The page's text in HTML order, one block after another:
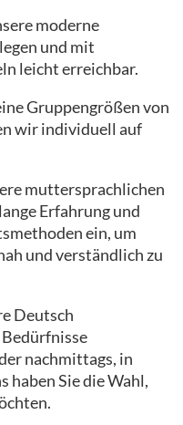
moderne
und mit
leicht erreichbar.
Gruppengrößen von
wir individuell auf
muttersprachlichen
Erfahrung und
ein, um
und verständlich zu
Deutsch
nachmittags, in
haben Sie die Wahl,